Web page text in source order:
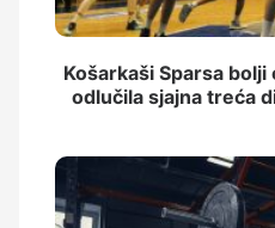
Košarkaši Sparsa
odlučila sjajna treća